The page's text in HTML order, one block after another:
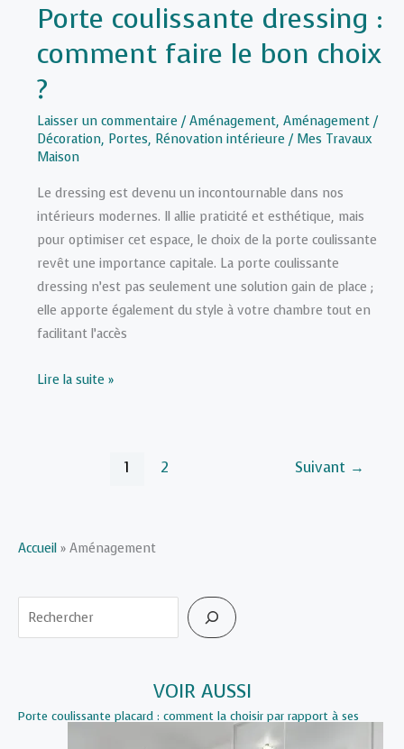
Porte coulissante dressing :
comment faire le bon choix
?
Laisser un commentaire /Aménagement, Aménagement /
Décoration, Portes, Rénovation intérieure / Mes Travaux
Maison
Le dressing est devenu un incontournable dans nos
intérieurs modernes. Il allie praticité et esthétique, mais
pour optimiser cet espace, le choix de la porte coulissante
revêt une importance capitale. La porte coulissante
dressing n’est pas seulement une solution gain de place ;
elle apporte également du style à votre chambre tout en
facilitant l’accès
Porte
bon
Lire la suite »
1 2 Suivant →
Accueil » Aménagement
Rechercher
VOIR AUSSI
Porte coulissante placard : comment la choisir par rapport à ses